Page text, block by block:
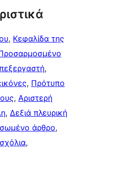
, Κεφαλίδα της
, Πρότυπο
, Αριστερή
, Δεξιά πλευρική
άρθρo